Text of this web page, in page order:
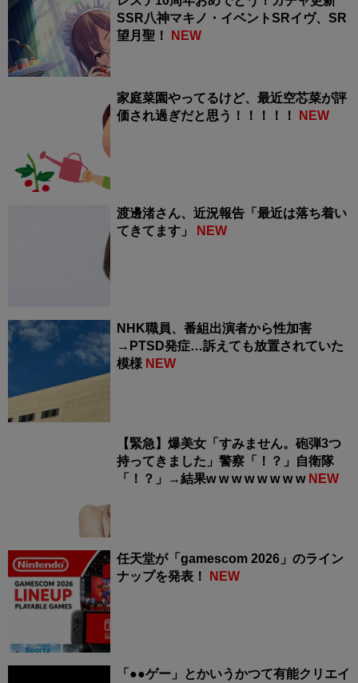
SSR八神マキノ・イベントSRイヴ、SR
望月聖！
NEW
家庭菜園やってるけど、最近空芯菜が評
価され過ぎだと思う！！！！！
NEW
渡邊渚さん、近況報告「最近は落ち着い
てきてます」
NEW
NHK職員、番組出演者から性加害
→PTSD発症…訴えても放置されていた
模様 NEW
【緊急】爆美女「すみません。砲弾3つ
持ってきました」警察「！？」自衛隊
「！？」→結果w w w w w w w w NEW
任天堂が「gamescom 2026」のライン
ナップを発表！
NEW
「●●ゲー」とかいうかつて有能クリエイ